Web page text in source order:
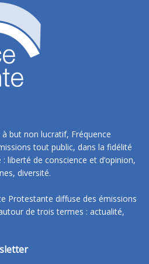
but non lucratif, Fréquence
tout public, dans la fidélité
liberté de conscience et d’opinion,
diversité.
Protestante diffuse des émissions
de trois termes : actualité,